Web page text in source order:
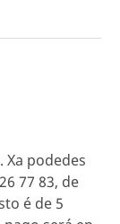
podedes
77 83, de
é de 5